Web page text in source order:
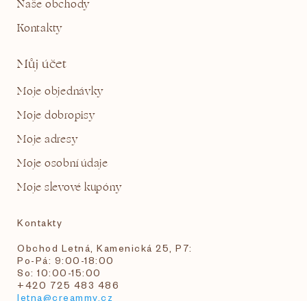
Naše obchody
Kontakty
Můj účet
Moje objednávky
Moje dobropisy
Moje adresy
Moje osobní údaje
Moje slevové kupóny
Kontakty
Obchod Letná, Kamenická 25, P7:
Po-Pá: 9:00-18:00
So: 10:00-15:00
+420 725 483 486
letna@creammy.cz